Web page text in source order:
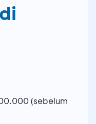
(sebelum